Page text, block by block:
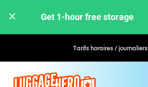
Get 1-hour free storage
Tarifs horaires / journaliers